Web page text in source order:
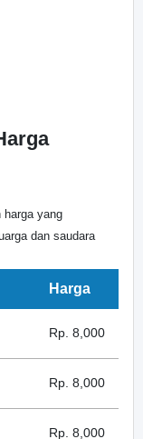
harga yang
dan saudara
Harga
Rp. 8,000
Rp. 8,000
Rp. 8,000